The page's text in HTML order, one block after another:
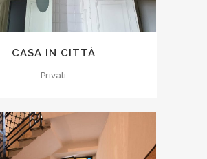
CASA IN CITTÀ
Privati